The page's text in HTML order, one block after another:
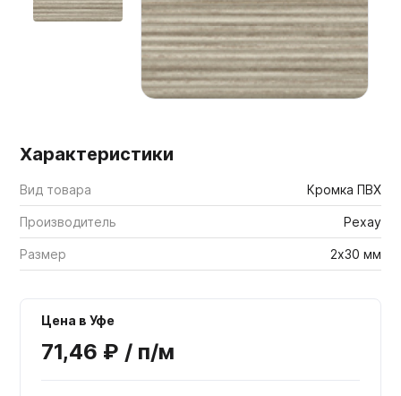
Характеристики
Вид товара Кромка ПВХ
Производитель Рехау
Размер 2х30 мм
Цена в Уфе
71,46 ₽ / п/м